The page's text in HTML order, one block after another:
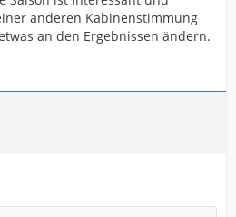
anderen Kabinenstimmung
an den Ergebnissen ändern.